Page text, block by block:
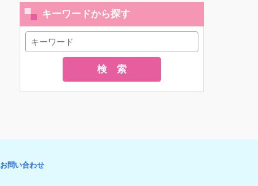
キーワードから探す
検 索
お問い合わせ